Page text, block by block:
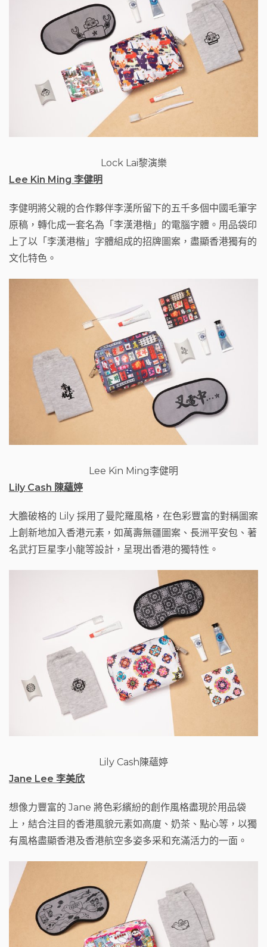
Lock Lai黎演樂
Lee Kin Ming 李健明
李健明將父親的合作夥伴李漢所留下的五千多個中國毛筆字
原稿，轉化成一套名為「李漢港楷」的電腦字體。用品袋印
上了以「李漢港楷」字體組成的招牌圖案，盡顯香港獨有的
文化特色。
Lee Kin Ming李健明
Lily Cash 陳蘊婷
大膽破格的 Lily 採用了曼陀羅風格，在色彩豐富的對稱圖案
上創新地加入香港元素，如萬壽無疆圖案、長洲平安包、著
名武打巨星李小龍等設計，呈現出香港的獨特性。
Lily Cash陳蘊婷
Jane Lee 李美欣
想像力豐富的 Jane 將色彩繽紛的創作風格盡現於用品袋
上，結合注目的香港風貌元素如高廈、奶茶、點心等，以獨
有風格盡顯香港及香港航空多姿多采和充滿活力的一面。